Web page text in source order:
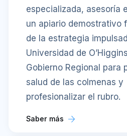
especializada, asesoría
un apiario demostrativo
de la estrategia
Universidad de
Gobierno Regional para
salud de las colmenas y
profesionalizar el rubro.
Saber más